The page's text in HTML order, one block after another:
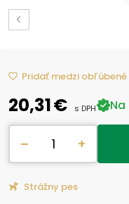
Pridať medzi obľúbené
20,31 € s DPH
– +
Strážny pes